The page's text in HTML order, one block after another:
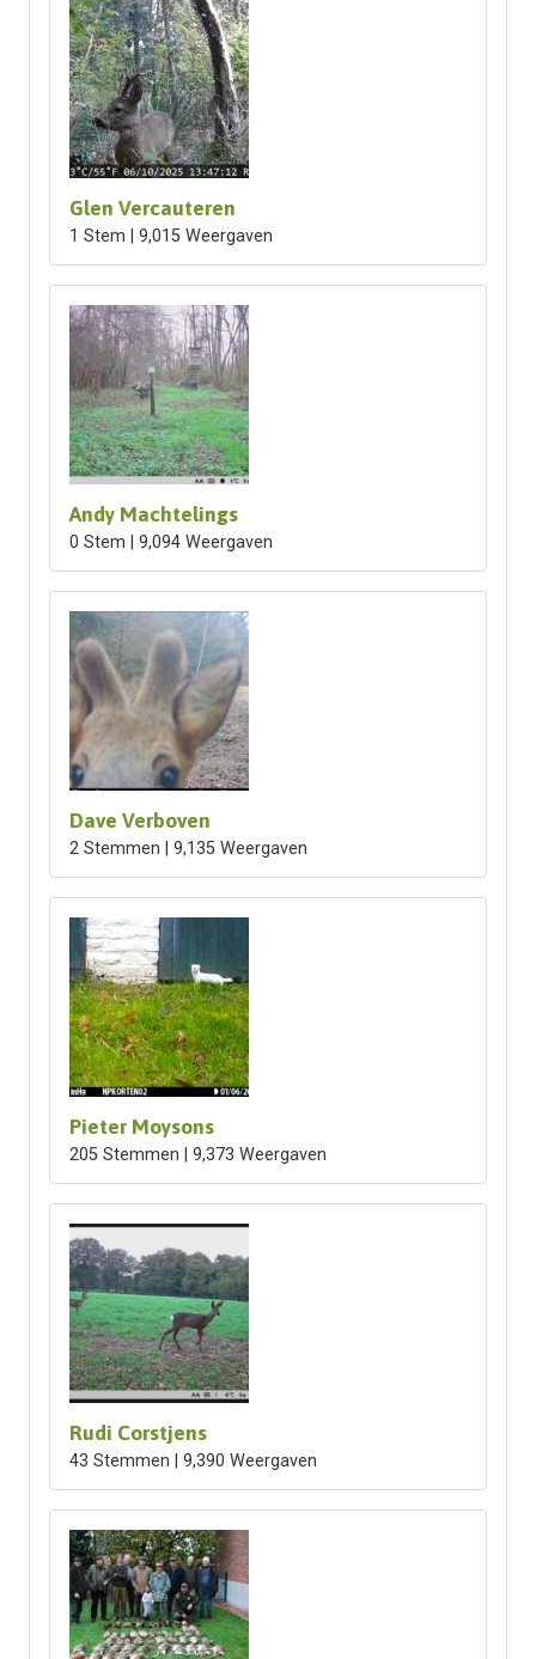
Glen Vercauteren
1 Stem | 9,015 Weergaven
Andy Machtelings
0 Stem | 9,094 Weergaven
Dave Verboven
2 Stemmen | 9,135 Weergaven
Pieter Moysons
205 Stemmen | 9,373 Weergaven
Rudi Corstjens
43 Stemmen | 9,390 Weergaven